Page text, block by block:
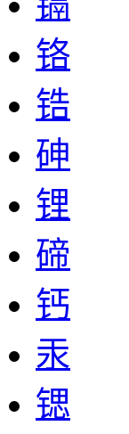
铬
锆
砷
锂
碲
钙
汞
锶